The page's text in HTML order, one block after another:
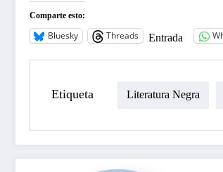
Comparte esto:
Bluesky Threads Entrada
Etiqueta Literatura Negra